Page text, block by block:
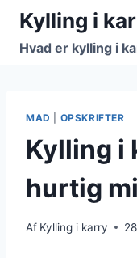
Fortsæt
indhold
Kylling i
Hvad er kylling i
MAD OPSKRIFTER
Kylling i
hurtig
Af Kylling i karry